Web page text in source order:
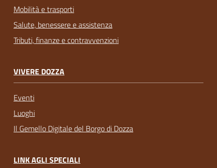
Mobilità e trasporti
Salute, benessere e assistenza
Tributi, finanze e contravvenzioni
VIVERE DOZZA
Eventi
Luoghi
Il Gemello Digitale del Borgo di Dozza
LINK AGLI SPECIALI